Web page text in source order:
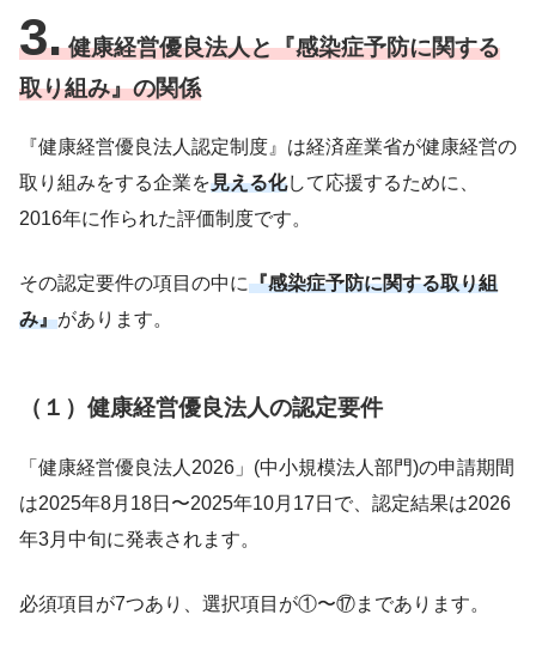
3. 健康経営優良法人と『感染症予防に関する
取り組み』の関係
『健康経営優良法人認定制度』は経済産業省が健康経営の
取り組みをする企業を見える化して応援するために、
2016年に作られた評価制度です。
その認定要件の項目の中に『感染症予防に関する取り組
み』があります。
（１）健康経営優良法人の認定要件
「健康経営優良法人2026」(中小規模法人部門)の申請期間
は2025年8月18日〜2025年10月17日で、認定結果は2026
年3月中旬に発表されます。
必須項目が7つあり、選択項目が①〜⑰まであります。